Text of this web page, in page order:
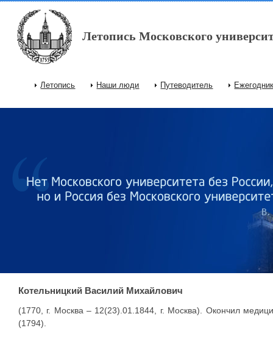
Перейти к основному содержанию
Летопись Московского
Главное меню
Летопись Наши люди Путеводитель
Котельницкий Василий Михайлович
(1770, г. Москва – 12(23).01.1844, г. Москва). Окончил
(1794).